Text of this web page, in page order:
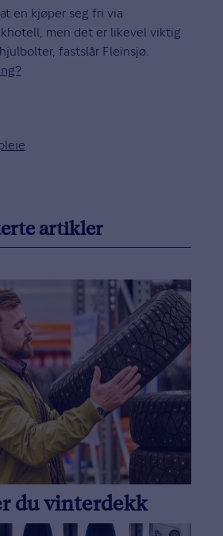
en kjøper seg fri via
men det er likevel viktig
fastslår Fleinsjø.
artikler
du vinterdekk